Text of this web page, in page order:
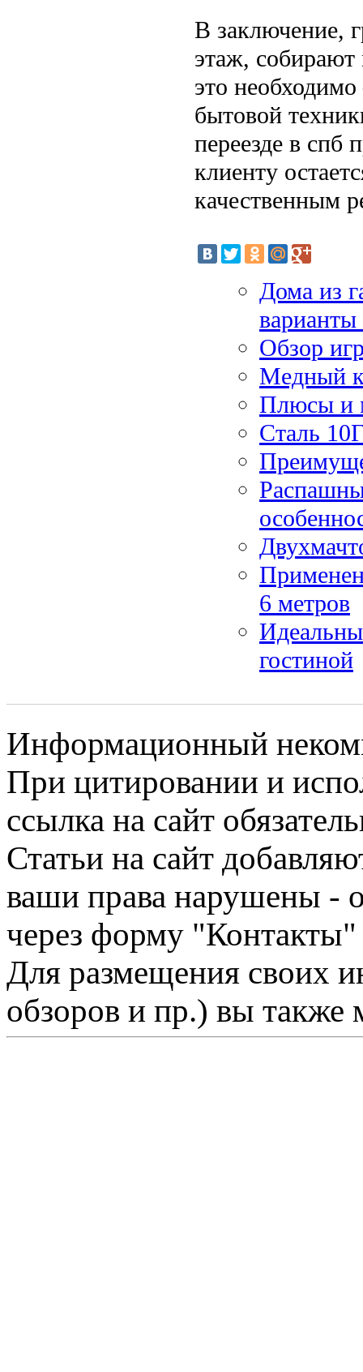
В заключение,
этаж, собирают
это
бытовой
переезде в спб
клиенту
качественным
Дома из
варианты
Обзор
Медный
Плюсы и
Сталь
6 метров
гостиной
Информационный
При цитировании и
ссылка на сайт
Статьи на сайт
ваши права нарушены -
через форму "Контакты"
Для размещения своих
обзоров и пр.) вы также